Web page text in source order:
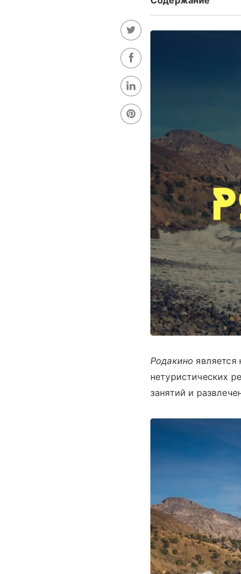
Родакино
нетуристических
занятий и